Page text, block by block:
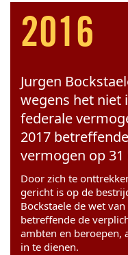
2016
Jurgen
wegens het niet
federale
2017
vermogen op
Door zich te
gericht is op de
Bockstaele de wet
betreffende de
ambten en beroepen,
in te dienen.